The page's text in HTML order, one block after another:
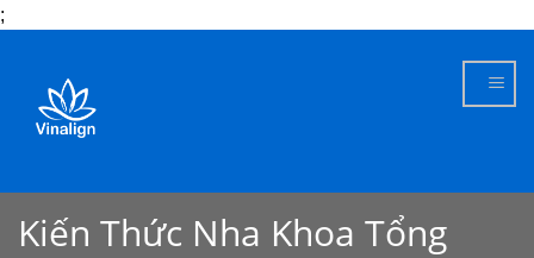
;
content
Kiến Thức Nha Khoa Tổng